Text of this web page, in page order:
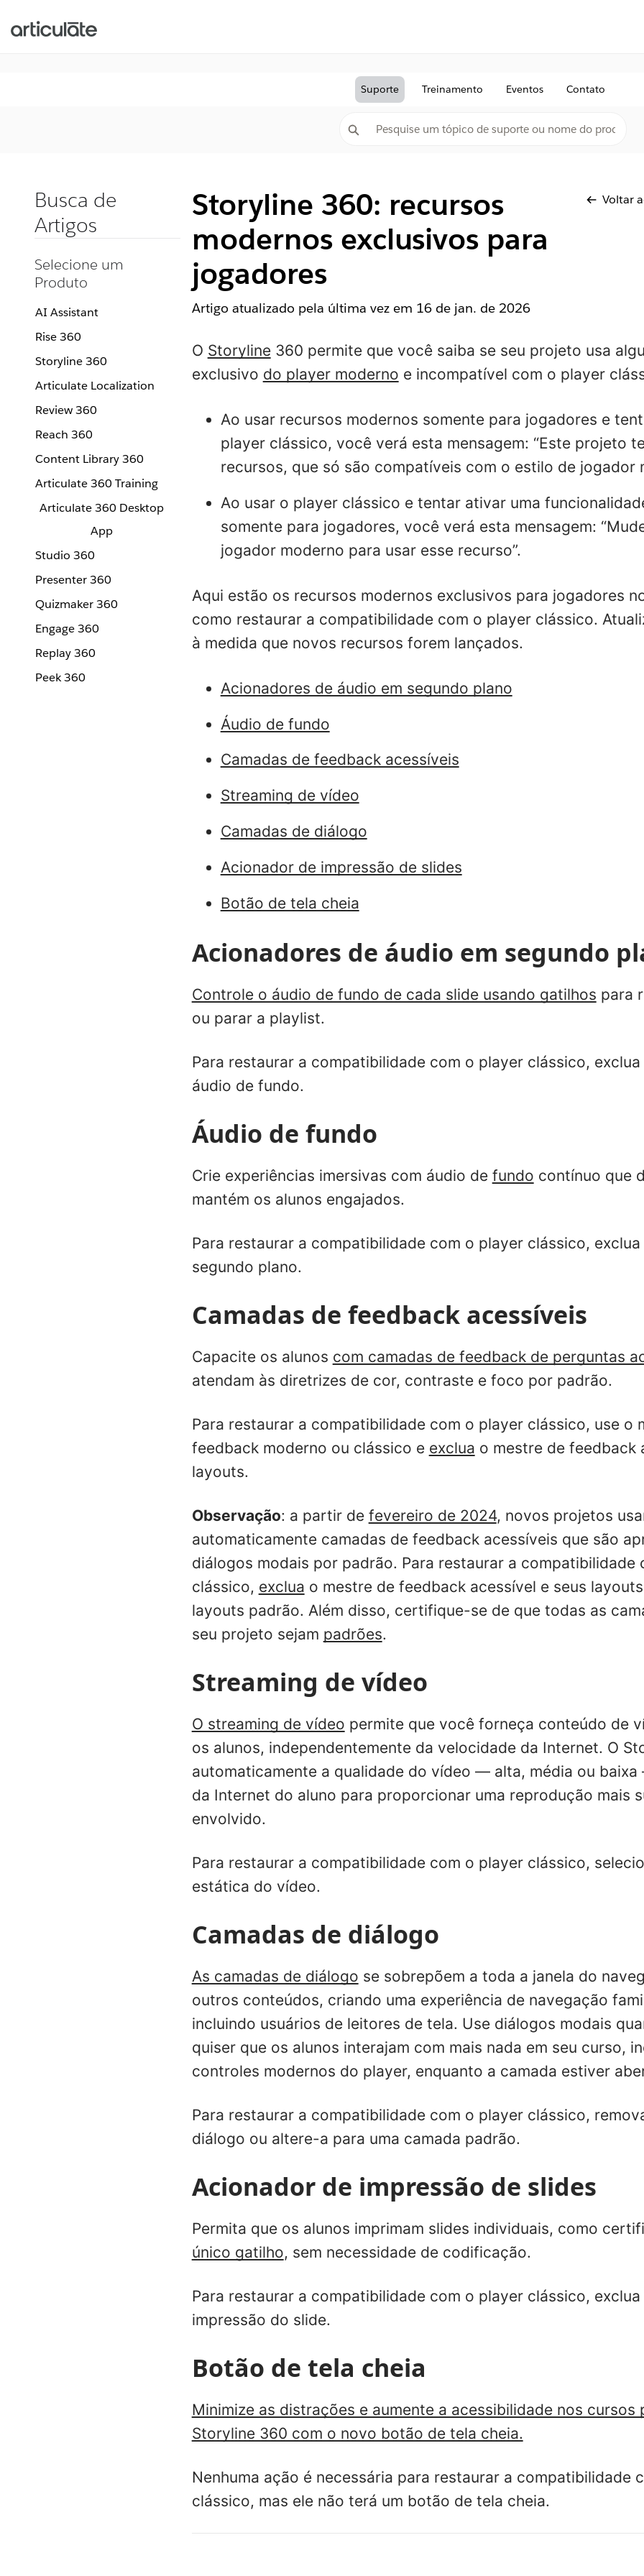
Suporte Treinamento Eventos Contato
Busca de
Artigos
Selecione um
Produto
AI Assistant
Rise 360
Storyline 360
Articulate Localization
Review 360
Reach 360
Content Library 360
Articulate 360 Training
Articulate 360 Desktop
App
Studio 360
Presenter 360
Quizmaker 360
Engage 360
Replay 360
Peek 360
Storyline 360: recursos
modernos exclusivos para
jogadores
Voltar
Artigo atualizado pela última vez em 16 de jan. de 2026
O Storyline360 permite que você saiba se seu projeto usa
exclusivo do player moderno e incompatível com o player
Ao usar recursos modernos somente para jogadores e
player clássico, você verá esta mensagem: “Este projeto
recursos, que só são compatíveis com o estilo de jogador
Ao usar o player clássico e tentar ativar uma
somente para jogadores, você verá esta mensagem:
jogador moderno para usar esse recurso”.
Aqui estão os recursos modernos exclusivos para jogadores
como restaurar a compatibilidade com o player clássico.
à medida que novos recursos forem lançados.
Acionadores de áudio em segundo plano
Áudio de fundo
Camadas de feedback acessíveis
Streaming de vídeo
Camadas de diálogo
Acionador de impressão de slides
Botão de tela cheia
Acionadores de áudio em segundo
Controle o áudio de fundo de cada slide usando gatilhos para
ou parar a playlist.
Para restaurar a compatibilidade com o player clássico,
áudio de fundo.
Áudio de fundo
Crie experiências imersivas com áudio de fundo contínuo que
mantém os alunos engajados.
Para restaurar a compatibilidade com o player clássico,
segundo plano.
Camadas de feedback acessíveis
Capacite os alunos com camadas de feedback de perguntas
atendam às diretrizes de cor, contraste e foco por padrão.
Para restaurar a compatibilidade com o player clássico, use o
feedback moderno ou clássico e exclua o mestre de feedback
layouts.
Observação: a partir de fevereiro de 2024, novos projetos
automaticamente camadas de feedback acessíveis que são
diálogos modais por padrão. Para restaurar a compatibilidade
clássico, exclua o mestre de feedback acessível e seus
layouts padrão. Além disso, certifique-se de que todas as
seu projeto sejam padrões.
Streaming de vídeo
O streaming de vídeo permite que você forneça conteúdo de
os alunos, independentemente da velocidade da Internet. O
automaticamente a qualidade do vídeo — alta, média ou
da Internet do aluno para proporcionar uma reprodução mais
envolvido.
Para restaurar a compatibilidade com o player clássico,
estática do vídeo.
Camadas de diálogo
As camadas de diálogo se sobrepõem a toda a janela do
outros conteúdos, criando uma experiência de navegação
incluindo usuários de leitores de tela. Use diálogos modais
quiser que os alunos interajam com mais nada em seu curso,
controles modernos do player, enquanto a camada estiver
Para restaurar a compatibilidade com o player clássico,
diálogo ou altere-a para uma camada padrão.
Acionador de impressão de slides
Permita que os alunos imprimam slides individuais, como
único gatilho, sem necessidade de codificação.
Para restaurar a compatibilidade com o player clássico,
impressão do slide.
Botão de tela cheia
Minimize as distrações e aumente a acessibilidade nos cursos
Storyline 360 com o novo botão de tela cheia.
Nenhuma ação é necessária para restaurar a compatibilidade
clássico, mas ele não terá um botão de tela cheia.